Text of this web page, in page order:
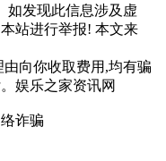
如发现此信息涉及虚
站进行举报! 本文来
向你收取费用,均有骗
娱乐之家资讯网
诈骗